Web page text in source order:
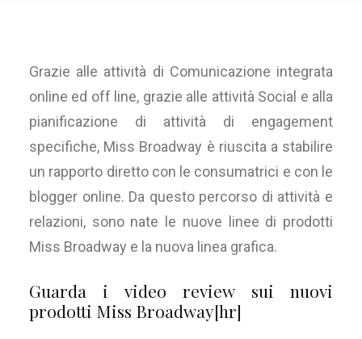
Grazie alle attività di Comunicazione integrata
online ed off line, grazie alle attività Social e alla
pianificazione di attività di engagement
specifiche, Miss Broadway è riuscita a stabilire
un rapporto diretto con le consumatrici e con le
blogger online. Da questo percorso di attività e
relazioni, sono nate le nuove linee di prodotti
Miss Broadway e la nuova linea grafica.
Guarda i video review sui nuovi
prodotti Miss Broadway[hr]